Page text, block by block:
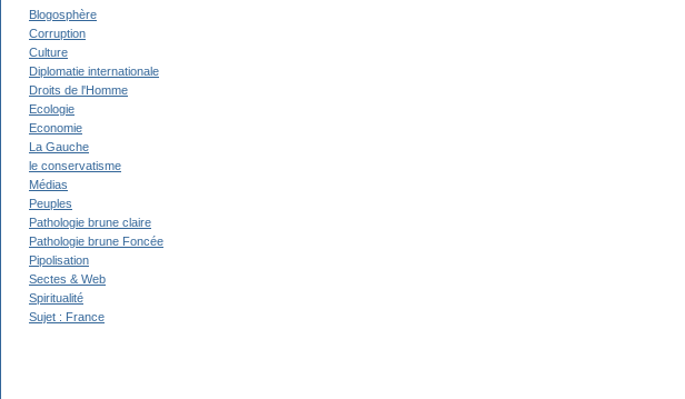
Blogosphère
Corruption
Culture
Diplomatie internationale
Droits de l'Homme
Ecologie
Economie
La Gauche
le conservatisme
Médias
Peuples
Pathologie brune claire
Pathologie brune Foncée
Pipolisation
Sectes & Web
Spiritualité
Sujet : France